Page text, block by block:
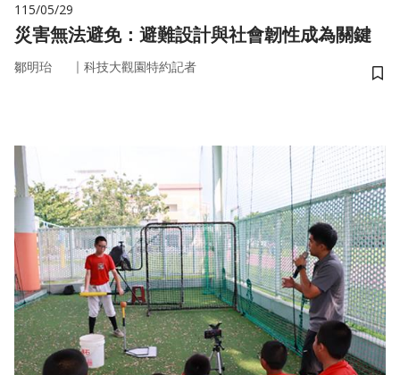
115/05/29
災害無法避免：避難設計與社會韌性成為關鍵
鄒明珆 ｜ 科技大觀園特約記者
儲